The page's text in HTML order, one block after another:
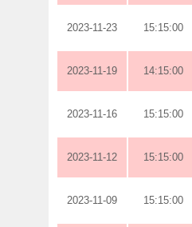
2023-11-23 15:15:00
2023-11-19 14:15:00
2023-11-16 15:15:00
2023-11-12 15:15:00
2023-11-09 15:15:00